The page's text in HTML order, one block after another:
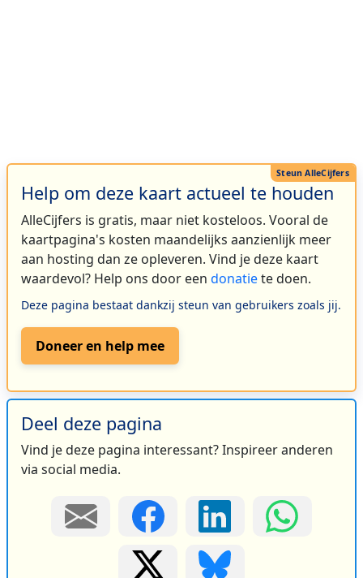
Help om deze kaart actueel te houden
AlleCijfers is gratis, maar niet kosteloos. Vooral de
kaartpagina's kosten maandelijks aanzienlijk meer
aan hosting dan ze opleveren. Vind je deze kaart
waardevol? Help ons door een donatiete doen.
Deze pagina bestaat dankzij steun van gebruikers zoals jij.
Doneer en help mee
Deel deze pagina
Vind je deze pagina interessant? Inspireer anderen
via social media.